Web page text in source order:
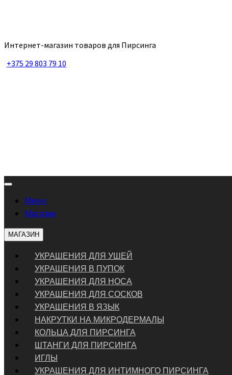
Интернет-магазин товаров для Пирсинга
+375 29 803 79 10
Меню
Магазин
МАГАЗИН
УКРАШЕНИЯ ДЛЯ УШЕЙ
УКРАШЕНИЯ В ПУПОК
УКРАШЕНИЯ ДЛЯ НОСА
УКРАШЕНИЯ ДЛЯ СОСКОВ
УКРАШЕНИЯ В ЯЗЫК
НАКРУТКИ НА МИКРОДЕРМАЛЫ
КОЛЬЦА ДЛЯ ПИРСИНГА
ШТАНГИ ДЛЯ ПИРСИНГА
ИГЛЫ
УКРАШЕНИЯ ДЛЯ ИНТИМНОГО ПИРСИНГА